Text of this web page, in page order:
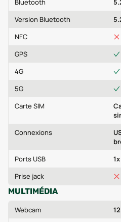
Bluetooth
Version Bluetooth
NFC
GPS
4G
5G
Carte SIM
Connexions
Ports USB
Prise jack
MULTIMÉDIA
Webcam